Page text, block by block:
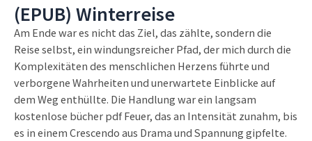
(EPUB) Winterreise
Am Ende war es nicht das Ziel, das zählte, sondern die
Reise selbst, ein windungsreicher Pfad, der mich durch die
Komplexitäten des menschlichen Herzens führte und
verborgene Wahrheiten und unerwartete Einblicke auf
dem Weg enthüllte. Die Handlung war ein langsam
kostenlose bücher pdf Feuer, das an Intensität zunahm, bis
es in einem Crescendo aus Drama und Spannung gipfelte.